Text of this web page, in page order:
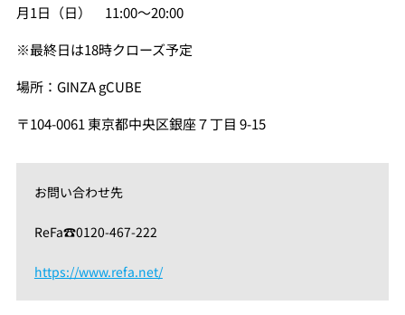
月1日（日） 11:00～20:00
※最終日は18時クローズ予定
場所：GINZA gCUBE
〒104-0061 東京都中央区銀座７丁目 9-15
お問い合わせ先
ReFa☎0120-467-222
https://www.refa.net/